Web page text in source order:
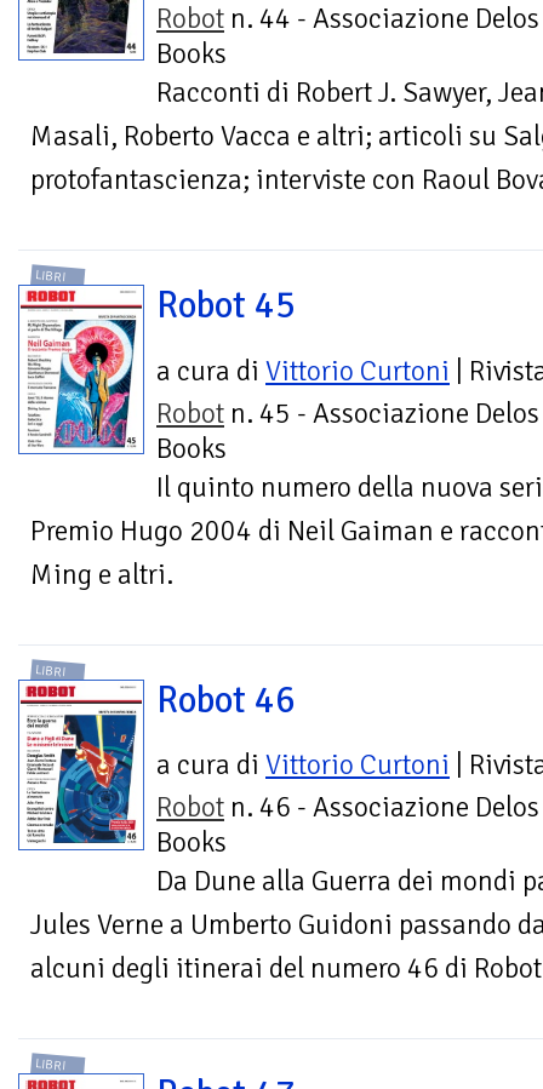
Robot n. 44 - Associazione Delos
Books
Racconti di Robert J. Sawyer,
Masali, Roberto Vacca e altri; articoli su
protofantascienza; interviste con Raoul
LIBRI
Robot 45
a cura di Vittorio Curtoni |
Robot n. 45 - Associazione Delos
Books
Il quinto numero della nuova
Premio Hugo 2004 di Neil Gaiman e
Ming e altri.
LIBRI
Robot 46
a cura di Vittorio Curtoni |
Robot n. 46 - Associazione Delos
Books
Da Dune alla Guerra dei mondi
Jules Verne a Umberto Guidoni passando
alcuni degli itinerai del numero 46 di Robot
LIBRI